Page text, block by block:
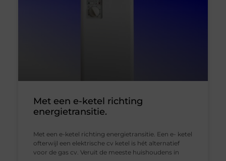
Met een e-ketel richting
energietransitie.
Met een e-ketel richting energietransitie. Een e- ketel
ofterwijl een elektrische cv ketel is hét alternatief
voor de gas cv. Veruit de meeste huishoudens in